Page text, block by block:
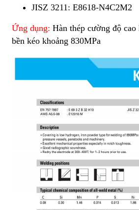
JISZ 3211: E8618-N4C2M2
Ứng dụng: Hàn thép cường độ
bền kéo khoảng 830MPa